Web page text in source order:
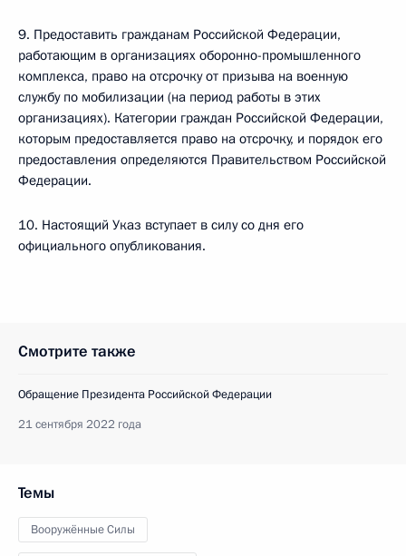
9. Предоставить гражданам Российской Федерации,
работающим в организациях оборонно-промышленного
комплекса, право на отсрочку от призыва на военную
службу по мобилизации (на период работы в этих
организациях). Категории граждан Российской Федерации,
которым предоставляется право на отсрочку, и порядок его
предоставления определяются Правительством Российской
Федерации.
10. Настоящий Указ вступает в силу со дня его
официального опубликования.
Смотрите также
Обращение Президента Российской Федерации
21 сентября 2022 года
Темы
Вооружённые Силы